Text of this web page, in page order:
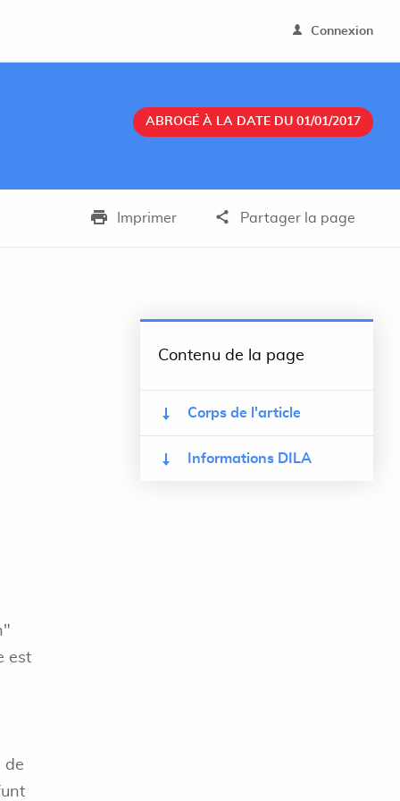
Connexion
ABROGÉ À LA DATE DU 01/01/2017
Imprimer Partager la page
est
de
Contenu de la page
Corps de l'article
Informations DILA